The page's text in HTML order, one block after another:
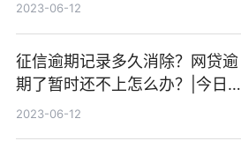
2023-06-12
征信逾期记录多久消除？网贷逾
期了暂时还不上怎么办？|今日快
看
2023-06-12